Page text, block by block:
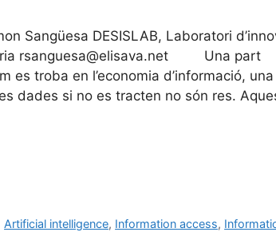
Sangüesa DESISLAB, Laboratori
rsanguesa@elisava.net Una part
troba en l’economia d’informació, una
dades si no es tracten no són res.
Artificial intelligence, Information access,